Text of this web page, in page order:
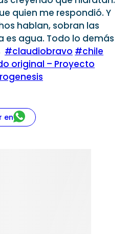
quien me respondió. Y
hablan, sobran las
es agua. Todo lo demás
#claudiobravo #chile
original – Proyecto
en